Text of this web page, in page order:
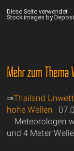
Diese Seite verwendet
Stock images by
Mehr zum Thema
⇒Thailand
hohe Wellen
Meteorologen
und 4 Meter